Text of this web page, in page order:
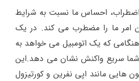
احساس ما نسبت به شرایط
امر ما را مضطرب می کند. در یک
که یک اتومبیل می خواهد به
سریع واکنش نشان می دهد.این
هایی مانند اپی نفرین و کورتیزول